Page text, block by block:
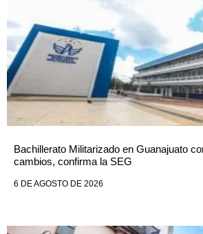
Bachillerato Militarizado en Guanajuato
cambios, confirma la SEG
6 DE AGOSTO DE 2026